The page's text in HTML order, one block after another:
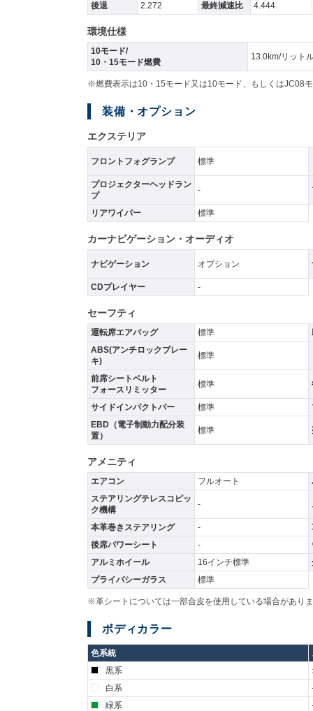
後退 2.272 最終減速比 4.444
環境仕様
10モード/
10・15モード燃費
13.0km/リット
※燃費表示は10・15モード又は10モード、もしくはJC08
装備・オプション
エクステリア
フロントフォグランプ 標準
プロジェクターヘッドラン
プ
-
リアワイパー 標準
カーナビゲーション・オーディオ
ナビゲーション オプション
CDプレイヤー -
セーフティ
運転席エアバッグ 標準
ABS(アンチロックブレー
キ)
標準
前席シートベルト
フォースリミッター
標準
サイドインパクトバー 標準
EBD（電子制動力配分装
置）
標準
アメニティ
エアコン フルオート
ステアリングテレスコピッ
ク機構
-
本革巻きステアリング -
後席パワーシート
-
アルミホイール
16インチ標準
プライバシーガラス
標準
※革シートについては一部合皮を使用している場合があり
ボディカラー
色系統
黒系
白系
緑系